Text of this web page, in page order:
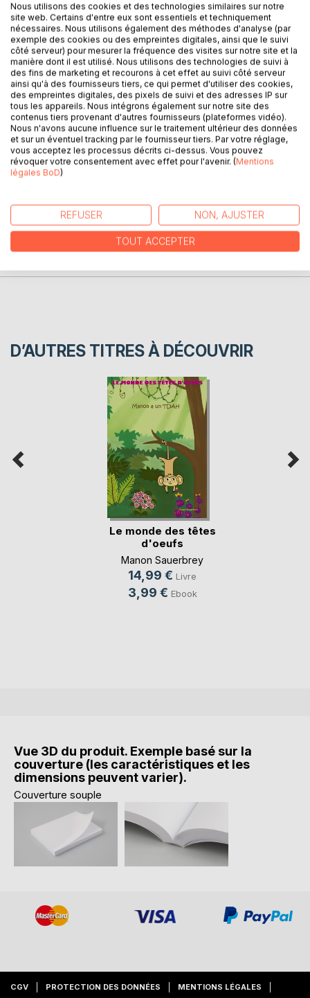
DESCRIPTION
Sho est petit panda très ambitieux , chaque jour il veut
devenir une personne importante.
Aujourd'hui après un matche intensif avec ses ami, il
décide de devenir footballeur.
CRITIQUES PRESSE
D’AUTRES TITRES À DÉCOUVRIR
Le monde des têtes
d'oeufs
Manon Sauerbrey
14,99 € Livre
3,99 € Ebook
Vue 3D du produit. Exemple basé sur la
couverture (les caractéristiques et les
dimensions peuvent varier).
Couverture souple
CGV PROTECTION DES DONNÉES MENTIONS LÉGALES
Nous utilisons des cookies et des technologies similaires sur notre
site web. Certains d'entre eux sont essentiels et techniquement
nécessaires. Nous utilisons également des méthodes d'analyse (par
exemple des cookies ou des empreintes digitales, ainsi que le suivi
côté serveur) pour mesurer la fréquence des visites sur notre site et la
manière dont il est utilisé. Nous utilisons des technologies de suivi à
des fins de marketing et recourons à cet effet au suivi côté serveur
ainsi qu'à des fournisseurs tiers, ce qui permet d'utiliser des cookies,
des empreintes digitales, des pixels de suivi et des adresses IP sur
tous les appareils. Nous intégrons également sur notre site des
contenus tiers provenant d'autres fournisseurs (plateformes vidéo).
Nous n'avons aucune influence sur le traitement ultérieur des données
et sur un éventuel tracking par le fournisseur tiers. Par votre réglage,
vous acceptez les processus décrits ci-dessus. Vous pouvez
révoquer votre consentement avec effet pour l'avenir. (Mentions
légales BoD)
REFUSER NON, AJUSTER
TOUT ACCEPTER